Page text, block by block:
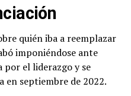
quién iba a reemplazar
imponiéndose ante
por el liderazgo y se
septiembre de 2022.